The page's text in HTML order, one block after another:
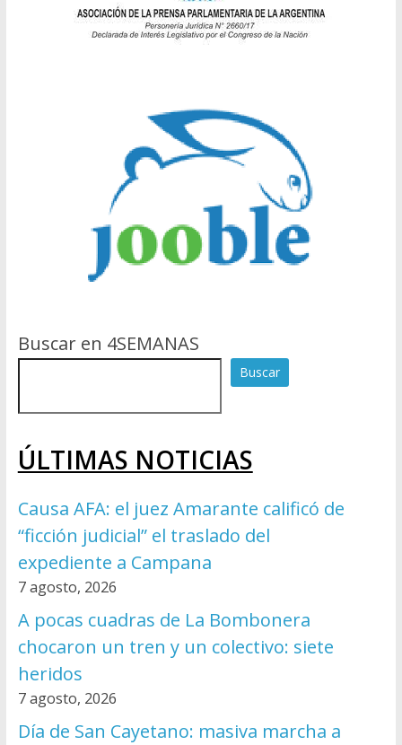
Buscar en 4SEMANAS
Buscar
ÚLTIMAS NOTICIAS
Causa AFA: el juez Amarante calificó de
“ficción judicial” el traslado del
expediente a Campana
7 agosto, 2026
A pocas cuadras de La Bombonera
chocaron un tren y un colectivo: siete
heridos
7 agosto, 2026
Día de San Cayetano: masiva marcha a